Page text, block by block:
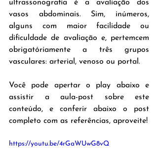
ultrassonografia é a avaliação dos
vasos abdominais. Sim, inúmeros,
alguns com maior facilidade ou
dificuldade de avaliação e, pertemcem
obrigatóriamente a três grupos
vasculares: arterial, venoso ou portal.
Você pode apertar o play abaixo e
assistir a aula-post sobre este
conteúdo, e conferir abaixo o post
completo com as referências, aproveite!
https://youtu.be/4rGaWUwG8vQ